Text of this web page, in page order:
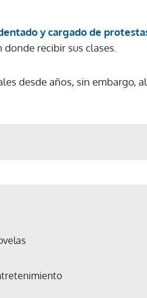
y cargado de
recibir sus clases.
desde años, sin embargo,